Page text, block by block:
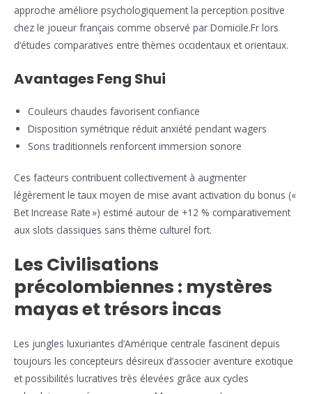
approche améliore psychologiquement la perception positive
chez le joueur français comme observé par Domicile.Fr lors
d’études comparatives entre thèmes occidentaux et orientaux.
Avantages Feng Shui
Couleurs chaudes favorisent confiance
Disposition symétrique réduit anxiété pendant wagers
Sons traditionnels renforcent immersion sonore
Ces facteurs contribuent collectivement à augmenter
légèrement le taux moyen de mise avant activation du bonus («
Bet Increase Rate ») estimé autour de +12 % comparativement
aux slots classiques sans thème culturel fort.
Les Civilisations
précolombiennes : mystères
mayas et trésors incas
Les jungles luxuriantes d’Amérique centrale fascinent depuis
toujours les concepteurs désireux d’associer aventure exotique
et possibilités lucratives très élevées grâce aux cycles